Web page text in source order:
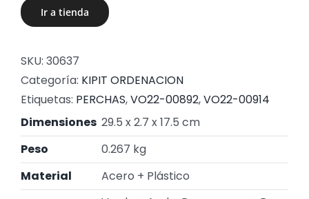
Ir a tienda
SKU: 30637
Categoría: KIPIT ORDENACION
Etiquetas: PERCHAS,VO22-00892,VO22-00914
Dimensiones 29.5 x 2.7 x 17.5 cm
Peso
0.267 kg
Material
Acero + Plástico